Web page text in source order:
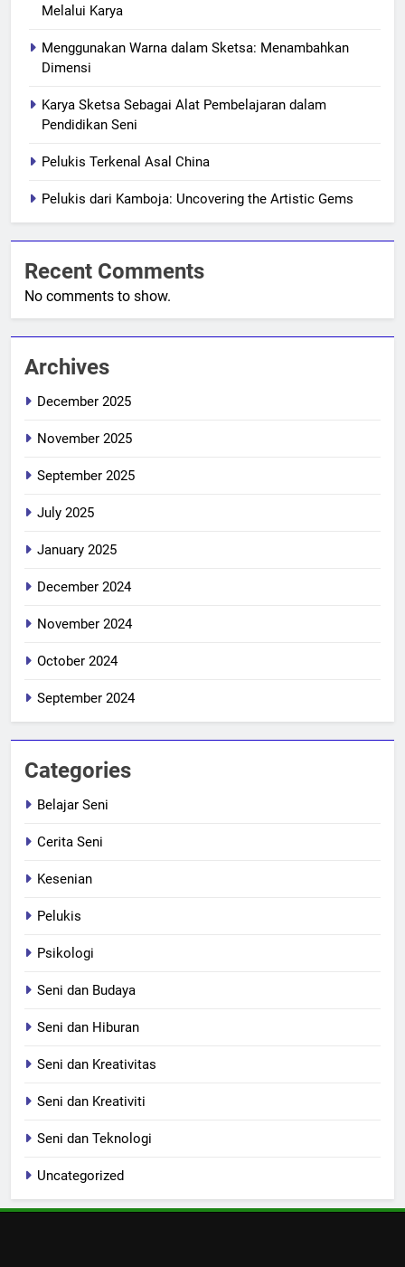
Melalui Karya
Menggunakan Warna dalam Sketsa: Menambahkan
Dimensi
Karya Sketsa Sebagai Alat Pembelajaran dalam
Pendidikan Seni
Pelukis Terkenal Asal China
Pelukis dari Kamboja: Uncovering the Artistic Gems
Recent Comments
No comments to show.
Archives
December 2025
November 2025
September 2025
July 2025
January 2025
December 2024
November 2024
October 2024
September 2024
Categories
Belajar Seni
Cerita Seni
Kesenian
Pelukis
Psikologi
Seni dan Budaya
Seni dan Hiburan
Seni dan Kreativitas
Seni dan Kreativiti
Seni dan Teknologi
Uncategorized